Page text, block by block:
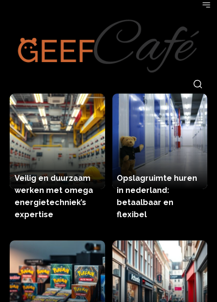
Veilig en duurzaam
werken met omega
energietechniek’s
expertise
Opslagruimte huren
in nederland:
betaalbaar en
flexibel